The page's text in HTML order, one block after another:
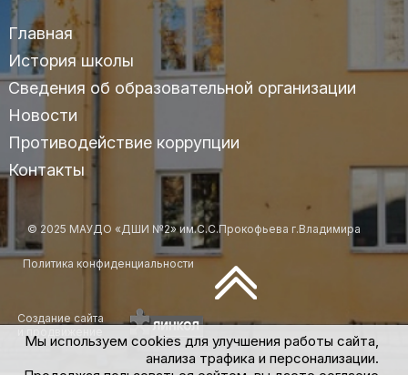
Мы используем cookies для улучшения работы сайта,
анализа трафика и персонализации.
Главная
История школы
Сведения об образовательной организации
Новости
Противодействие коррупции
Контакты
© 2025 МАУДО «ДШИ №2» им.С.С.Прокофьева г.Владимира
Политика конфиденциальности
Создание сайта